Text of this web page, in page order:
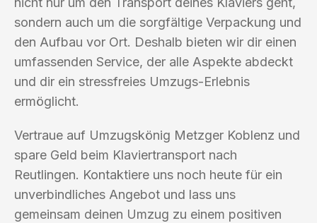
sondern auch um die sorgfältige Verpackung und
den Aufbau vor Ort. Deshalb bieten wir dir einen
umfassenden Service, der alle Aspekte abdeckt
und dir ein stressfreies Umzugs-Erlebnis
ermöglicht.
Vertraue auf Umzugskönig Metzger Koblenz und
spare Geld beim Klaviertransport nach
Reutlingen. Kontaktiere uns noch heute für ein
unverbindliches Angebot und lass uns
gemeinsam deinen Umzug zu einem positiven